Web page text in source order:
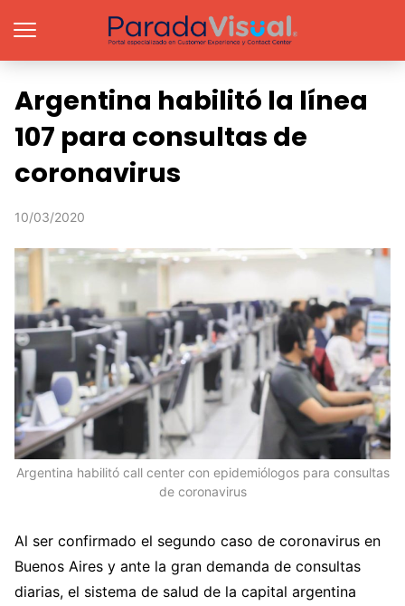
Argentina habilitó la línea
107 para consultas de
coronavirus
10/03/2020
Argentina habilitó call center con epidemiólogos para consultas
de coronavirus
Al ser confirmado el segundo caso de coronavirus en
Buenos Aires y ante la gran demanda de consultas
diarias, el sistema de salud de la capital argentina